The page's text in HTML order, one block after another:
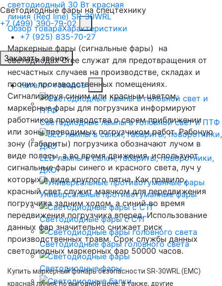
Светодиодные фары на спецтехнику
+7 (499) 390-79-02
+7 (925) 835-70-27
Заказать звонок
Каталог товаров
Светодиодные лампы в головной свет и ПТФ
LED лампы в салон, габариты, поворотники,
ДХО
Универсальные противотуманные фары
Светодиодные фары с СТГ
Светодиодные фары головного света
Светодиодные фары
Обзор товараХарактеристики
Маркерные фары (сигнальные фары) на
светодиодах Cree служат для предотвращения от
несчастных случаев на производстве, складах и
прочих производственных помещениях.
Сигнализируя синим или красным цветом,
маркерные фары для погрузчика информируют
работников производства о своем приближении
или зоны проводимых погрузчиком работ. Рабочую
зону (габариты) погрузчика обозначают лучом в
виде полосы, а во время движения, используют
сигнальные фары синего и красного света, луч у
которых в виде круглого пятна. Как правило,
красный свет служит маячком для передвижения
погрузчика задним ходом, а синий во время
передвижения погрузчика вперед. Использование
данных фар значительно снижает риск
производственных травм. Срок службы данных
светодиодных маркерных фар 50000 часов.
Купить маркерный фонарь безопасности SR-30WRL (EMC)
красная линия, по выгодной цене, а также, другие